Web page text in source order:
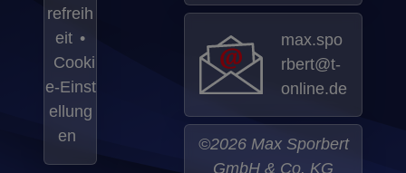
refreih
eit •
Cooki
e‑Einst
ellung
en
max.spo
rbert@t-
online.de
©2026 Max Sporbert
GmbH & Co. KG